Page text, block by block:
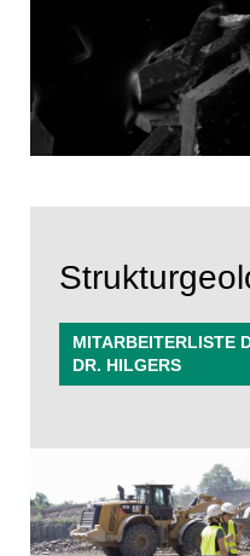
MITARBEITERLISTE
DR. HILGERS